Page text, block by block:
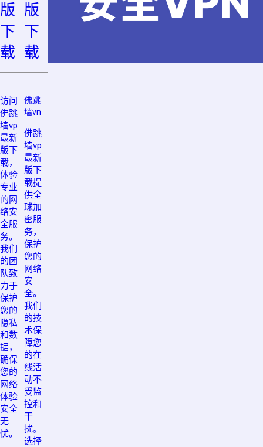
版
下
载
访问
佛跳
墙vp
最新
版下
载，
体验
专业
的网
络安
全服
务。
我们
的团
队致
力于
保护
您的
隐私
和数
据，
确保
您的
网络
体验
安全
无
忧。
版
下
载
佛跳
墙vn
佛跳
墙vp
最新
版下
载提
供全
球加
密服
务，
保护
您的
网络
安
全。
我们
的技
术保
障您
的在
线活
动不
受监
控和
干
扰。
选择